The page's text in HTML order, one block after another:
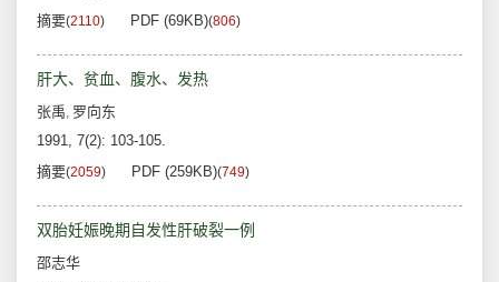
摘要(2110) PDF (69KB)(806)
肝大、贫血、腹水、发热
张禹, 罗向东
1991, 7(2): 103-105.
摘要(2059) PDF (259KB)(749)
双胎妊娠晚期自发性肝破裂一例
邵志华